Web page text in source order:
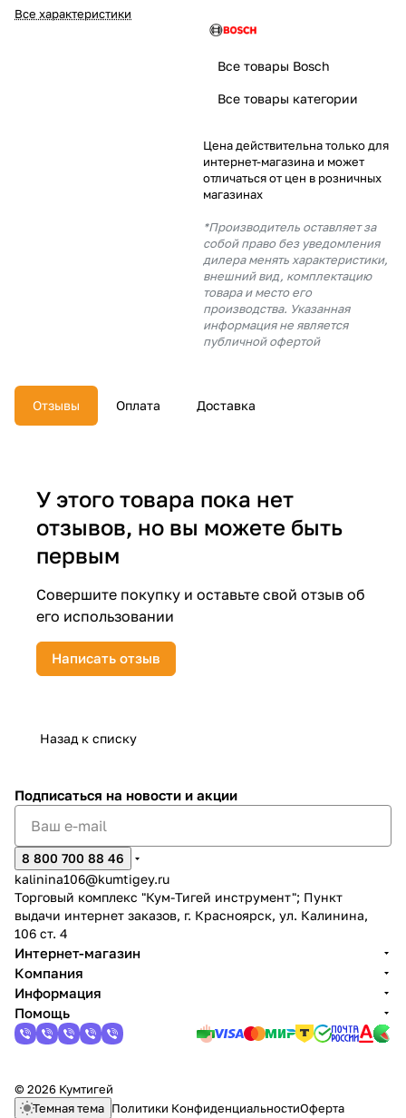
Все характеристики
Все товары Bosch
Все товары категории
Цена действительна только для
интернет-магазина и может
отличаться от цен в розничных
магазинах
*Производитель оставляет за
собой право без уведомления
дилера менять характеристики,
внешний вид, комплектацию
товара и место его
производства. Указанная
информация не является
публичной офертой
Отзывы Оплата Доставка
У этого товара пока нет
отзывов, но вы можете быть
первым
Совершите покупку и оставьте свой отзыв об
его использовании
Написать отзыв
Назад к списку
Подписаться на новости и акции
8 800 700 88 46
kalinina106@kumtigey.ru
Торговый комплекс "Кум-Тигей инструмент"; Пункт
выдачи интернет заказов, г. Красноярск, ул. Калинина,
106 ст. 4
Интернет-магазин
Компания
Информация
Помощь
© 2026 Кумтигей
Темная тема Политики КонфиденциальностиОферта
Оплачивайте сегодня только
% картой любого банка
% будут
с вашей карты
раз в 2 недели
Остались вопросы?